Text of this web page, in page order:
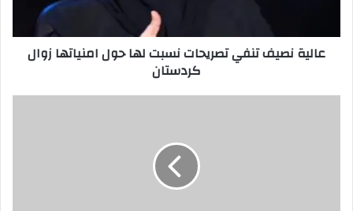
زوال
كردستان
عالية نصيف تنفي تصريحات نسبت لها حول امنياتها زوال
كردستان